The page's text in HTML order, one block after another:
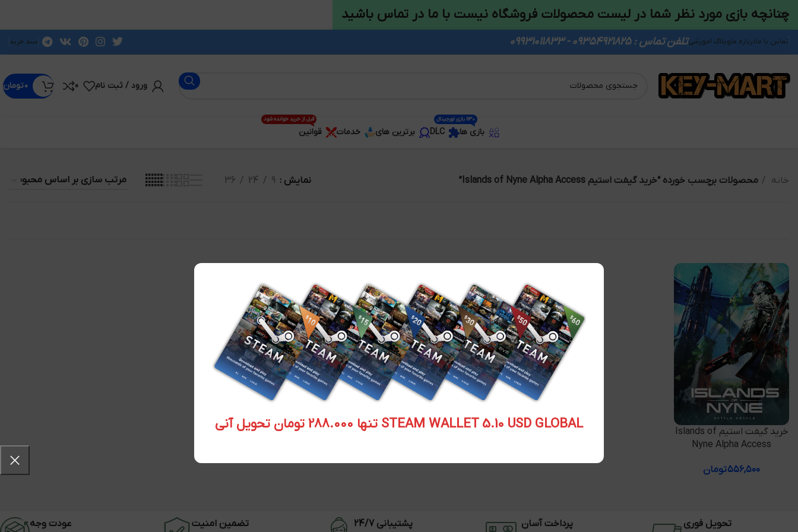
STEAM WALLET 5.10 USD GLOBAL تنها 288.000 تومان تحویل آنی
تماس با مادرباره ماوبلاگ اموزشیتلفن تماس : 09354921825 - 09931011833 سبد خرید
ورود / ثبت نام 0 ۰تومان
بازی ها
1130 بازی اورجینال
DLC برترین های خدمات قوانین
قبل از خرید خوانده شود
خانه محصولات برچسب خورده “خرید گیفت استیم Islands of Nyne Alpha Access” نمایش 9
24
36
افزودن به سبد خرید
خرید گیفت استیم Islands of
Nyne Alpha Access
۵۵۶,۵۰۰تومان
تحویل فوری پرداخت آسان پشتیبانی 24/7 تضمین امنیت عودت وجه
چنانچه بازی مورد نظر شما در لیست محصولات فروشگاه نیست با ما در تماس باشید